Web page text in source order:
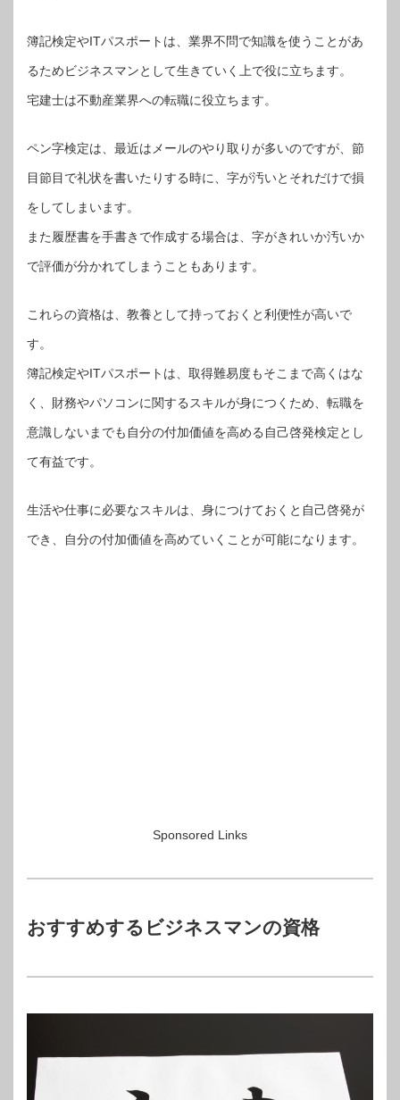
簿記検定やITパスポートは、業界不問で知識を使うことがあ
るためビジネスマンとして生きていく上で役に立ちます。
宅建士は不動産業界への転職に役立ちます。
ペン字検定は、最近はメールのやり取りが多いのですが、節
目節目で礼状を書いたりする時に、字が汚いとそれだけで損
をしてしまいます。
また履歴書を手書きで作成する場合は、字がきれいか汚いか
で評価が分かれてしまうこともあります。
これらの資格は、教養として持っておくと利便性が高いで
す。
簿記検定やITパスポートは、取得難易度もそこまで高くはな
く、財務やパソコンに関するスキルが身につくため、転職を
意識しないまでも自分の付加価値を高める自己啓発検定とし
て有益です。
生活や仕事に必要なスキルは、身につけておくと自己啓発が
でき、自分の付加価値を高めていくことが可能になります。
Sponsored Links
おすすめするビジネスマンの資格